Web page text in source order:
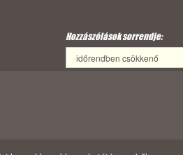
Hozzászólások sorrendje: